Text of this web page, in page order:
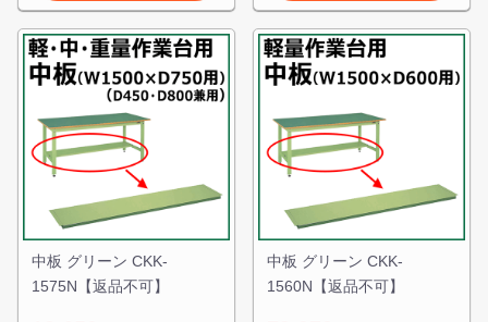
中板 グリーン CKK-
1575N【返品不可】
中板 グリーン CKK-
1560N【返品不可】